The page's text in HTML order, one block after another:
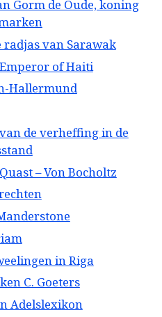
Gorm de Oude, koning
radjas van Sarawak
of Haiti
Hallermund
de verheffing in de
– Von Bocholtz
in Riga
C. Goeters
Adelslexikon